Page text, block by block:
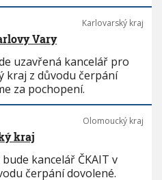
Karlovarský kraj
Vary
uzavřená kancelář pro
kraj z důvodu čerpání
za pochopení.
Olomoucký kraj
kraj
bude kancelář ČKAIT v
čerpání dovolené.